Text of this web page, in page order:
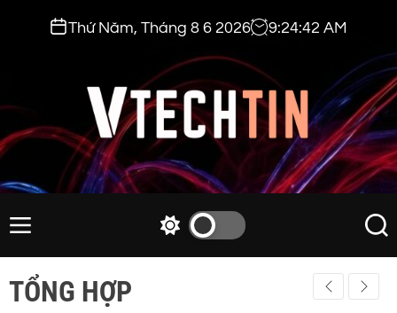
t
o
c
o
e
Thứ Năm, Tháng 8 6 2026 9:24:43 AM
v
c
h
t
M
e
w
S
e
a
r
TỔNG HỢP